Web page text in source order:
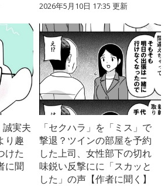
2026年5月10日 17:35 更新
誠実夫
り趣
けた
に聞
「セクハラ」を「ミス」で
撃退？ツインの部屋を予約
した上司、女性部下の切れ
味鋭い反撃にに「スカッと
した」の声【作者に聞く】